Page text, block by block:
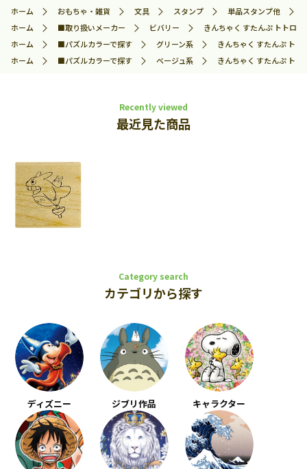
ホーム おもちゃ・雑貨 文具 スタンプ 単品スタンプ他
ホーム
■取り扱いメーカー ビバリー
きんちゃく すたんぷ トトロ
ホーム
■パズルカラーで探す グリーン系
きんちゃく すたんぷ ト
ホーム
■パズルカラーで探す ベージュ系 きんちゃく すたんぷ ト
Recently viewed
最近見た商品
Category search
カテゴリから探す
ディズニー ジブリ作品 キャラクター